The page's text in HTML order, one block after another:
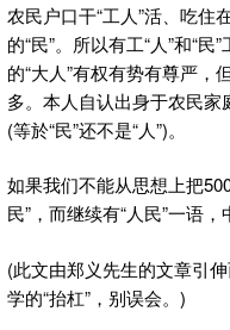
农民户口干“工人”活、吃住
的“民”。所以有工“人”和“
的“大人”有权有势有尊严，
多。本人自认出身于农民家
(等於“民”还不是“人”)。
如果我们不能从思想上把
民”，而继续有“人民”一语
(此文由郑义先生的文章引
学的“抬杠”，别误会。)